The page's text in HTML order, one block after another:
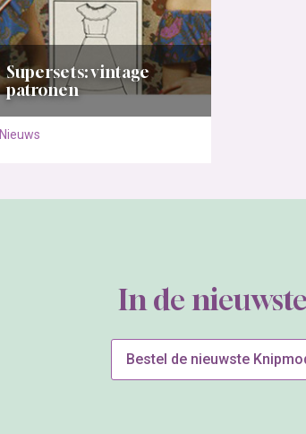
Supersets: vintage
patronen
Nieuws
In de
Bestel de nieuwste